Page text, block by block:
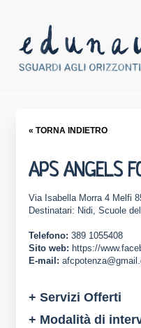
« TORNA INDIETRO
APS ANGELS
Via Isabella Morra 4 Melfi
Destinatari: Nidi, Scuole
Telefono: 389 1055408
Sito web: https://
E-mail:
+ Servizi Offerti
+ Modalità di